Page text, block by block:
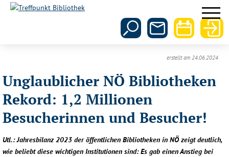
erstellt am 24.06.2024
Unglaublicher NÖ Bibliotheken
Rekord: 1,2 Millionen
Besucherinnen und Besucher!
Utl.: Jahresbilanz 2023 der öffentlichen Bibliotheken in NÖ zeigt deutlich,
wie beliebt diese wichtigen Institutionen sind: Es gab einen Anstieg bei